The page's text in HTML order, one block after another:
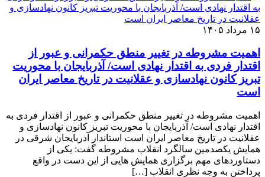
۱۵ مرداد ۱۴۰۵
اهمیت مشروطه در تغییر منطق حکمرانی و عبور از
اقتدار فردی به اقتدار نهادی است/ آذربایجان با محوریت
تبریز کانون نهادسازی و عقلانیت در تاریخ معاصر ایران
است
اهمیت مشروطه در تغییر منطق حکمرانی و عبور از اقتدار فردی به
اقتدار نهادی است/ آذربایجان با محوریت تبریز کانون نهادسازی و
عقلانیت در تاریخ معاصر ایران است استاندار آذربایجان شرقی در
همایش یکصدمین سالگرد انقلاب مشروطه گفت: یکی از
دستاوردهای مهم برگزاری همایش هایی از این دست در واقع
پرداختن به وجه نظری انقلاب […]